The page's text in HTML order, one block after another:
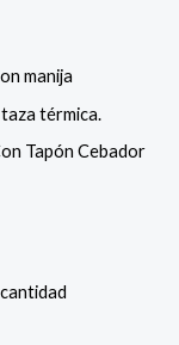
manija
térmica.
Tapón Cebador